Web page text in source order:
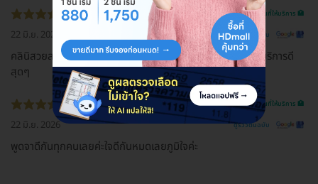
รีวิวสถานที่ให้บริการ 🏥
22 มิ.ย. 2026 ดูรีวิวต้นฉบับ
คลินิสวยสะอาดมากๆค่ะ คุณหมอที่เป็นเจ้าของดูแลดีมากๆค่ะ บริการดี
สุดๆ
รีวิวสถานที่ให้บริการ 🏥
22 มิ.ย. 2026 ดูรีวิวต้นฉบับ
พูดจาดีกันทุกคนเลยค่ะใจดีกันหมดเลยภูมิใจค่ะ